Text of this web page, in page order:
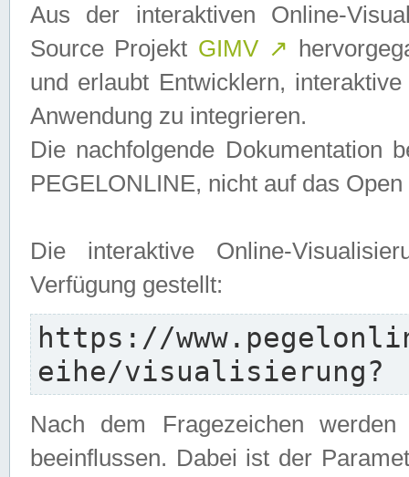
Aus der interaktiven Online-
Source Projekt GIMV ↗
und erlaubt Entwicklern,
Anwendung zu integrieren.
Die nachfolgende Dokumentation
PEGELONLINE, nicht auf das
Die interaktive Online-
Verfügung gestellt:
https://
eihe/visualisierung?
Nach dem Fragezeichen
beeinflussen. Dabei ist der